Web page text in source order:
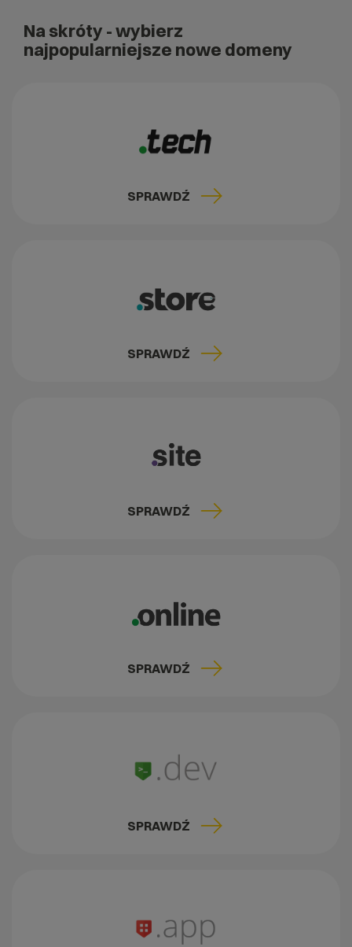
Na skróty - wybierz
najpopularniejsze nowe domeny
SPRAWDŹ
SPRAWDŹ
SPRAWDŹ
SPRAWDŹ
SPRAWDŹ